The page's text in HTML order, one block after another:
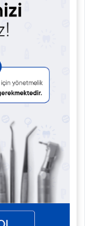
için
hızlı
üniti
kesintisiz
uzun
ve onarım
hattının
dental
sağlar.